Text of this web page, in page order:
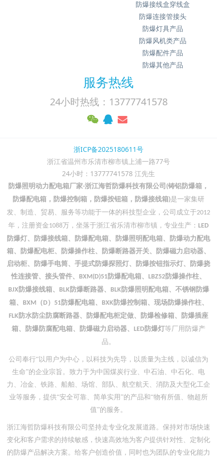
防爆接线盒穿线盒
防爆连接管接头
防爆灯具产品
防爆风机类产品
防爆配件产品
防爆其他产品
服务热线
24小时热线：13777741578
浙ICP备2025180611号
浙江省温州市乐清市柳市镇上浦一路77号
24小时：13777741578 江先生
防爆照明动力配电箱厂家-浙江海哲防爆科技有限公司 (铸铝防爆箱，
防爆配电箱，防爆控制箱，防爆按钮箱，防爆接线箱)是一家集研
发、制造、贸易、服务等功能于一体的科技型企业，公司成立于2012
年，注册资金1088万，坐落于浙江省乐清市柳市镇，专业生产： LED
防爆灯、防爆接线箱、防爆配电箱、防爆照明配电箱、防爆动力配电
箱、防爆配电柜、防爆操作柱、防爆断路器开关、防爆磁力启动器、
启动柜、防爆手电筒、手提式防爆探照灯、防爆按钮指示灯、防爆挠
性连接管、接头管件、 BXM(D)51防爆配电箱、 LBZ52防爆操作柱、
BJX防爆接线箱、 BLK防爆断路器、 BLK防爆照明配电箱、不锈钢防爆
箱、 BXM（D） 51防爆配电箱、 BXK防爆控制箱、现场防爆操作柱、
FLK防水防尘防腐断路器、防爆配电柜定做、防爆检修箱、防爆插座
箱、防爆防腐配电箱、防爆磁力启动器、 LED防爆灯等厂用防爆产
品。
公司奉行“以用户为中心，以科技为先导，以质量为主线，以诚信为
生命”的企业宗旨。致力于为中国煤炭行业、中石油、中石化、电
力、冶金、铁路、船舶、场馆、部队、航空航天、消防及大型化工企
业等服务，提供“安全可靠、简单实用”的产品和“物有所值、物超所
值”的服务。
浙江海哲防爆科技有限公司坚持走专业化发展道路。保持对市场快速
变化和客户需求的持续敏感，快速高效地为客户提供针对性、定制化
的防爆产品解决方案。给客户创造价值，同时也为团队的专业化能力